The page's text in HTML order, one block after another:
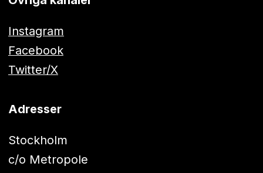
Instagram
Facebook
Twitter/X
Adresser
Stockholm
c/o Metropole